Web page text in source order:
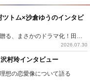
ツトム×沙倉ゆうのインタビ
『侍タイムスリッパー』ファンに贈る、まさかのドラマ化！田村ツトム×沙倉ゆうのが語る『心配無用ノ介』撮影秘話
2026.07.30
村玲インタビュー
想の恋愛像について語る